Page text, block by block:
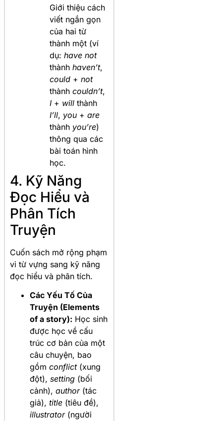
Giới thiệu cách
viết ngắn gọn
của hai từ
thành một (ví
dụ: have not
thành haven’t,
could + not
thành couldn’t,
I + will thành
I’ll, you + are
thành you’re)
thông qua các
bài toán hình
học.
4. Kỹ Năng
Đọc Hiểu và
Phân Tích
Truyện
Cuốn sách mở rộng phạm
vi từ vựng sang kỹ năng
đọc hiểu và phân tích.
Các Yếu Tố Của
Truyện (Elements
of a story): Học sinh
được học về cấu
trúc cơ bản của một
câu chuyện, bao
gồm conflict(xung
đột), setting (bối
cảnh), author(tác
giả), title (tiêu đề),
illustrator(người